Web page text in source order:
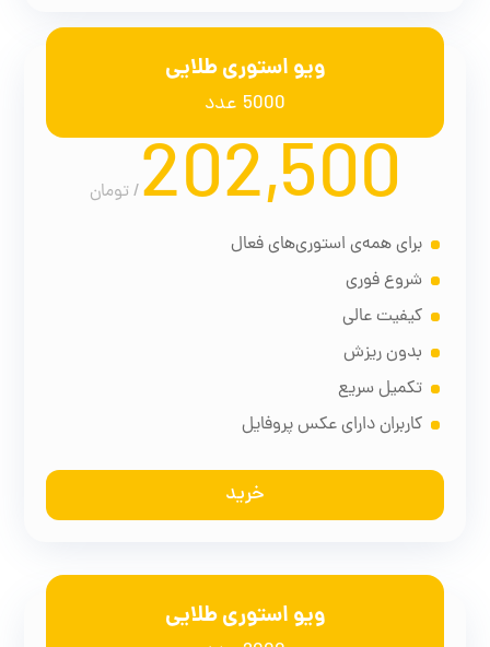
ویو استوری طلایی
5000 عدد
202,500
/ تومان
برای همه‌ی استوری‌های فعال
شروع فوری
کیفیت عالی
بدون ریزش
تکمیل سریع
کاربران دارای عکس پروفایل
خرید
ویو استوری طلایی